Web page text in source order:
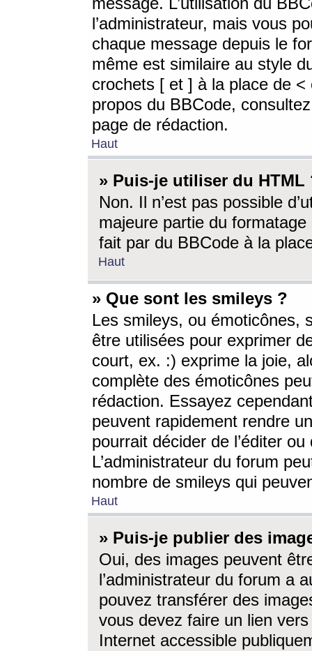
l’administrateur, mais vous
chaque message depuis le
même est similaire au style
crochets [ et ] à la place de <
propos du BBCode,
page de rédaction.
Haut
» Puis-je utiliser du HTML
Non. Il n’est pas possible
majeure partie du
fait par du BBCode à la
Haut
» Que sont les smileys ?
Les smileys, ou émoticônes,
être utilisées pour exprimer
court, ex. :) exprime la joie,
complète des émoticônes
rédaction. Essayez
peuvent rapidement rendre
pourrait décider de l’éditer
L’administrateur du forum
nombre de smileys qui
Haut
» Puis-je publier des
Oui, des images peuvent
l’administrateur du forum a
pouvez transférer des
vous devez faire un lien
Internet accessible